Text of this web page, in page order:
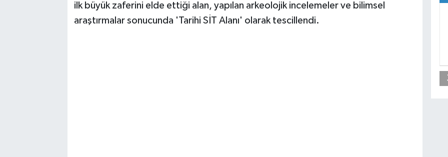
ilk büyük zaferini elde ettiği alan, yapılan arkeolojik incelemeler ve bilimsel
araştırmalar sonucunda 'Tarihi SİT Alanı' olarak tescillendi.